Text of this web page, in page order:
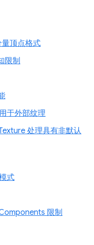
顶点格式
限制
于外部纹理
处理具有非默认
式
限制